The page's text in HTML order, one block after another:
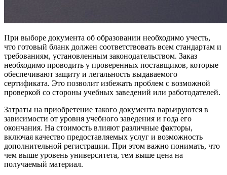
При выборе документа об образовании необходимо учесть,
что готовый бланк должен соответствовать всем стандартам и
требованиям, установленным законодательством. Заказ
необходимо проводить у проверенных поставщиков, которые
обеспечивают защиту и легальность выдаваемого
сертификата. Это позволит избежать проблем с возможной
проверкой со стороны учебных заведений или работодателей.
Затраты на приобретение такого документа варьируются в
зависимости от уровня учебного заведения и года его
окончания. На стоимость влияют различные факторы,
включая качество предоставляемых услуг и возможность
дополнительной регистрации. При этом важно понимать, что
чем выше уровень университета, тем выше цена на
получаемый материал.